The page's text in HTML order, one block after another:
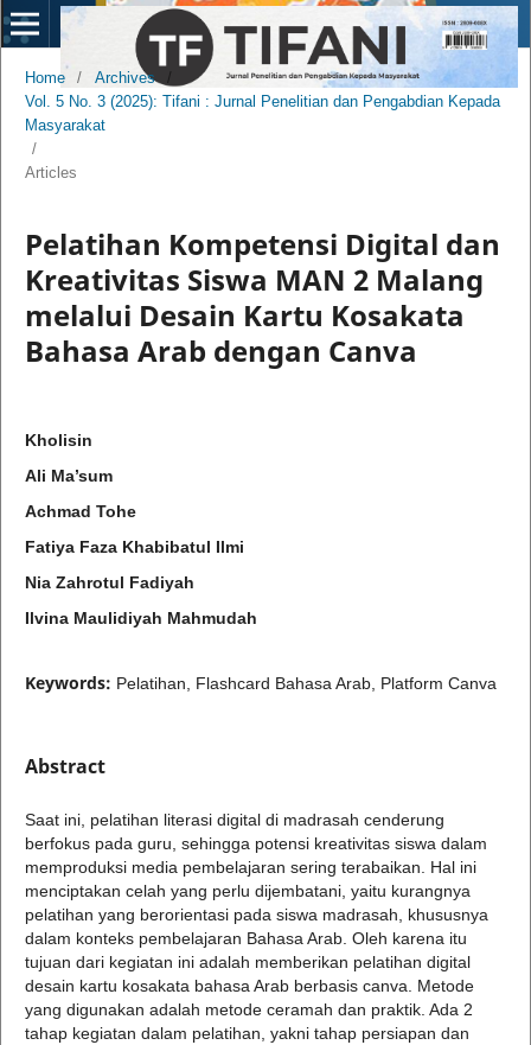
Home / Archives
/
Vol. 5 No. 3 (2025): Tifani : Jurnal Penelitian dan Pengabdian Kepada
Masyarakat
/
Articles
Pelatihan Kompetensi Digital dan
Kreativitas Siswa MAN 2 Malang
melalui Desain Kartu Kosakata
Bahasa Arab dengan Canva
Kholisin
Ali Ma’sum
Achmad Tohe
Fatiya Faza Khabibatul Ilmi
Nia Zahrotul Fadiyah
Ilvina Maulidiyah Mahmudah
Keywords: Pelatihan, Flashcard Bahasa Arab, Platform Canva
Abstract
Saat ini, pelatihan literasi digital di madrasah cenderung
berfokus pada guru, sehingga potensi kreativitas siswa dalam
memproduksi media pembelajaran sering terabaikan. Hal ini
menciptakan celah yang perlu dijembatani, yaitu kurangnya
pelatihan yang berorientasi pada siswa madrasah, khususnya
dalam konteks pembelajaran Bahasa Arab. Oleh karena itu
tujuan dari kegiatan ini adalah memberikan pelatihan digital
desain kartu kosakata bahasa Arab berbasis canva. Metode
yang digunakan adalah metode ceramah dan praktik. Ada 2
tahap kegiatan dalam pelatihan, yakni tahap persiapan dan